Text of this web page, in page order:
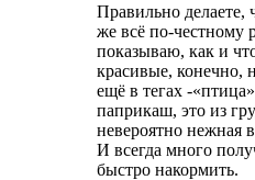
Правильно делаете,
же всё по-честному
показываю, как и
красивые, конечно,
ещё в тегах -
паприкаш, это из
невероятно нежная
И всегда много
быстро накормить.